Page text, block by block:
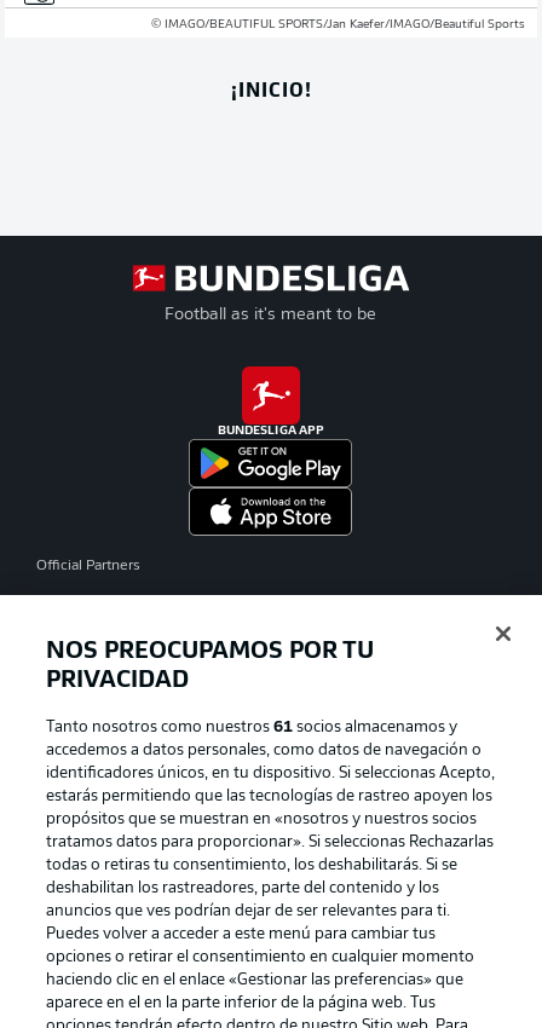
© IMAGO/BEAUTIFUL SPORTS/Jan Kaefer/IMAGO/Beautiful Sports
¡INICIO!
Football as it's meant to be
BUNDESLIGA APP
Official Partners
Publicidad Aviso legal
Gestionar las preferencias Declaracion de privacidad
Canales Trabajos
Jugadores Condiciones de uso
Sello Editorial Contacto
NOS PREOCUPAMOS POR TU
PRIVACIDAD
Tanto nosotros como nuestros61 socios almacenamos y
accedemos a datos personales, como datos de navegación o
identificadores únicos, en tu dispositivo. Si seleccionas Acepto,
estarás permitiendo que las tecnologías de rastreo apoyen los
propósitos que se muestran en «nosotros y nuestros socios
tratamos datos para proporcionar». Si seleccionas Rechazarlas
todas o retiras tu consentimiento, los deshabilitarás. Si se
deshabilitan los rastreadores, parte del contenido y los
anuncios que ves podrían dejar de ser relevantes para ti.
Puedes volver a acceder a este menú para cambiar tus
opciones o retirar el consentimiento en cualquier momento
haciendo clic en el enlace «Gestionar las preferencias» que
aparece en el en la parte inferior de la página web. Tus